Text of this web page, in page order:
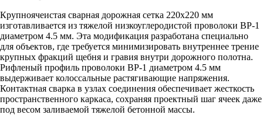
Крупноячеистая сварная дорожная сетка 220х220 мм
изготавливается из тяжелой низкоуглеродистой проволоки ВР-1
диаметром 4.5 мм. Эта модификация разработана специально
для объектов, где требуется минимизировать внутреннее трение
крупных фракций щебня и гравия внутри дорожного полотна.
Рифленый профиль проволоки ВР-1 диаметром 4.5 мм
выдерживает колоссальные растягивающие напряжения.
Контактная сварка в узлах соединения обеспечивает жесткость
пространственного каркаса, сохраняя проектный шаг ячеек даже
под весом заливаемой тяжелой бетонной массы.